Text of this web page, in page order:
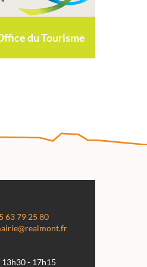
du Tourisme
63 79 25 80
- 17h15